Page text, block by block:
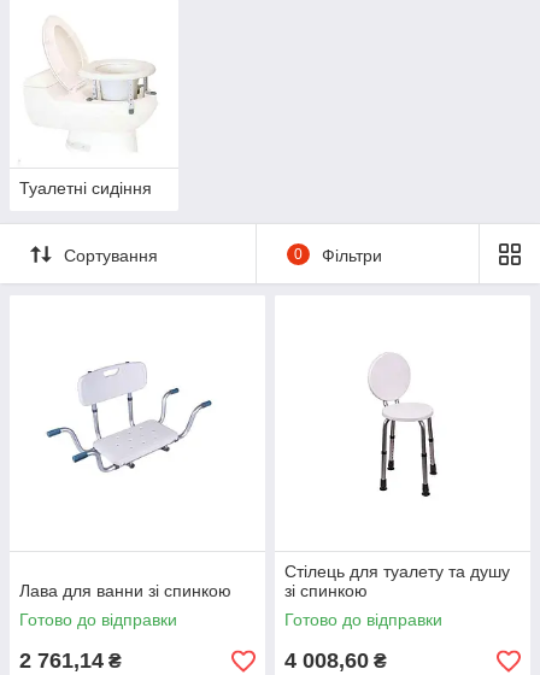
Туалетні сидіння
Сортування 0 Фільтри
Лава для ванни зі спинкою
Готово до відправки
2 761,14 ₴
Стілець для туалету та душу
зі спинкою
Готово до відправки
4 008,60 ₴